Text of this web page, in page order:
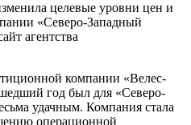
целевые уровни цен и
«Северо-Западный
агентства
компании «Велес-
год был для «Северо-
удачным. Компания стала
операционной